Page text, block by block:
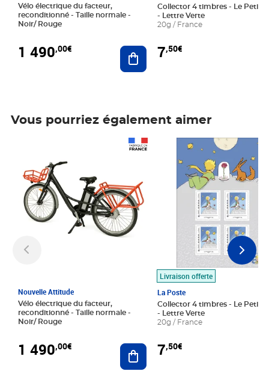
Vélo électrique du facteur,
reconditionné - Taille normale -
Noir/ Rouge
1 490,00€ Ajouter au panier
Collector 4 timbres - Le Petit
- Lettre Verte
20g / France
7,50€
Vous pourriez également aimer
Nouvelle Attitude
Vélo électrique du facteur,
reconditionné - Taille normale -
Noir/ Rouge
1 490,00€ Ajouter au panier
Livraison offerte
La Poste
Collector 4 timbres - Le Petit
- Lettre Verte
20g / France
7,50€
Prix 7,50€